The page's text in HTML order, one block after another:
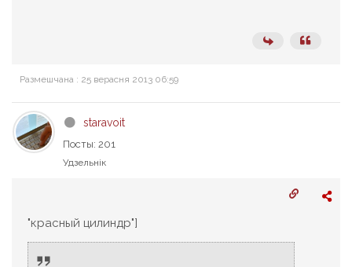
Размешчана : 25 верасня 2013 06:59
staravoit
Посты: 201
Удзельнік
"красный цилиндр"]